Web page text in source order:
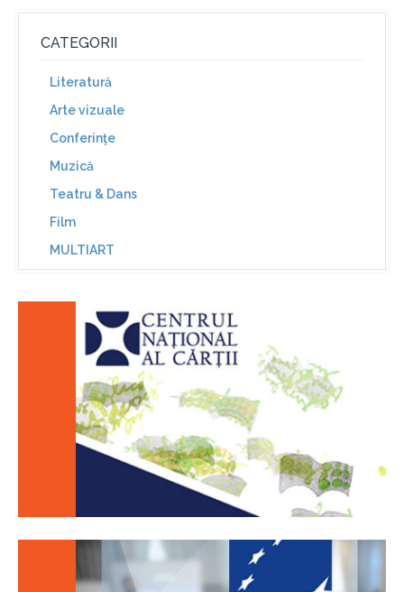
CATEGORII
Literatură
Arte vizuale
Conferinţe
Muzică
Teatru & Dans
Film
MULTIART